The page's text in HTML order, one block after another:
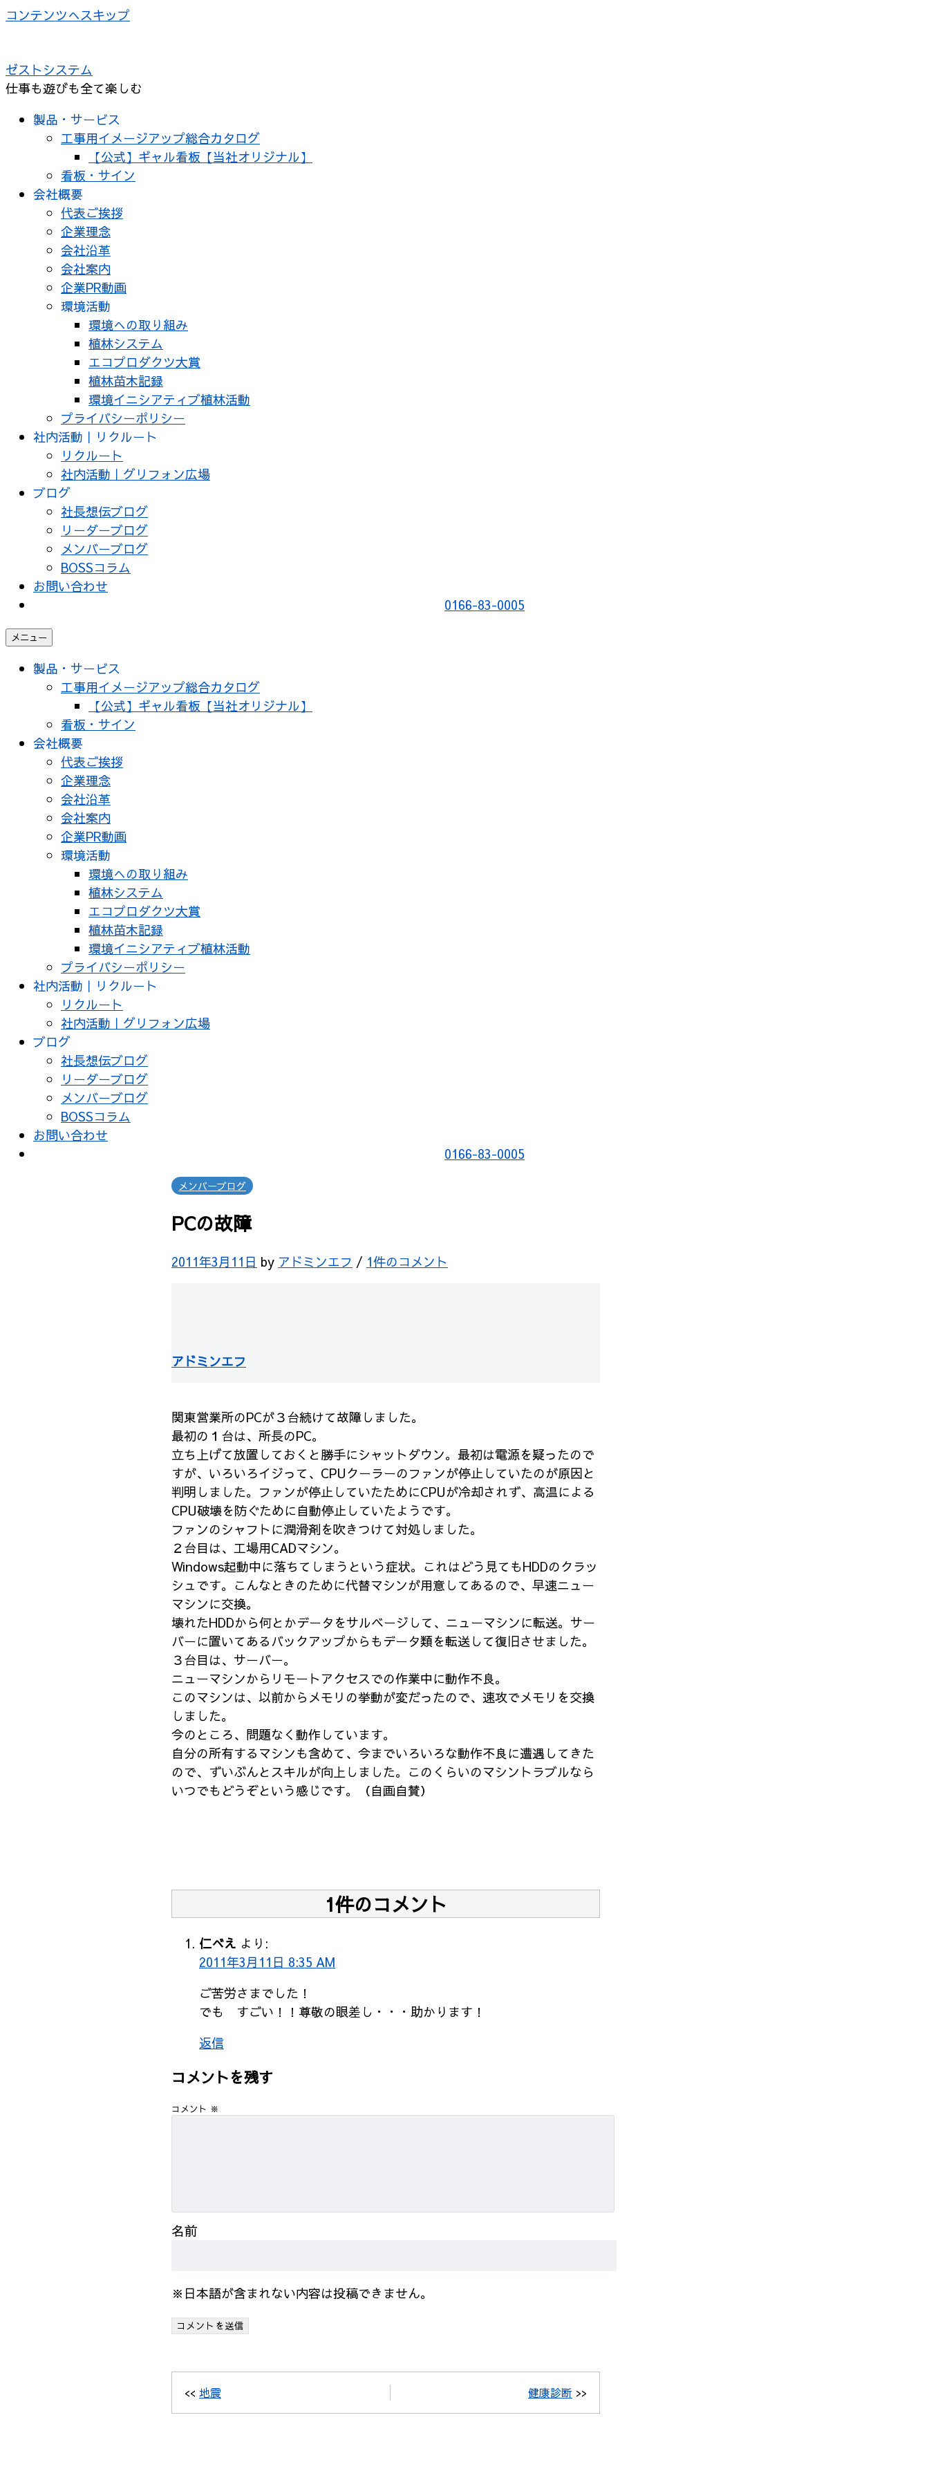
コンテンツへスキップ
ゼストシステム
仕事も遊びも全て楽しむ
製品・サービス
工事用イメージアップ総合カタログ
【公式】ギャル看板【当社オリジナル】
看板・サイン
会社概要
代表ご挨拶
企業理念
会社沿革
会社案内
企業PR動画
環境活動
環境への取り組み
植林システム
エコプロダクツ大賞
植林苗木記録
環境イニシアティブ植林活動
プライバシーポリシー
社内活動｜リクルート
リクルート
社内活動｜グリフォン広場
ブログ
社長想伝ブログ
リーダーブログ
メンバーブログ
BOSSコラム
お問い合わせ
0166-83-0005
メニュー
製品・サービス
工事用イメージアップ総合カタログ
【公式】ギャル看板【当社オリジナル】
看板・サイン
会社概要
代表ご挨拶
企業理念
会社沿革
会社案内
企業PR動画
環境活動
環境への取り組み
植林システム
エコプロダクツ大賞
植林苗木記録
環境イニシアティブ植林活動
プライバシーポリシー
社内活動｜リクルート
リクルート
社内活動｜グリフォン広場
ブログ
社長想伝ブログ
リーダーブログ
メンバーブログ
BOSSコラム
お問い合わせ
0166-83-0005
メンバーブログ
PCの故障
2011年3月11日 by アドミンエフ / 1件のコメント
アドミンエフ
関東営業所のPCが３台続けて故障しました。
最初の１台は、所長のPC。
立ち上げて放置しておくと勝手にシャットダウン。最初は電源を疑ったので
すが、いろいろイジって、CPUクーラーのファンが停止していたのが原因と
判明しました。ファンが停止していたためにCPUが冷却されず、高温による
CPU破壊を防ぐために自動停止していたようです。
ファンのシャフトに潤滑剤を吹きつけて対処しました。
２台目は、工場用CADマシン。
Windows起動中に落ちてしまうという症状。これはどう見てもHDDのクラッ
シュです。こんなときのために代替マシンが用意してあるので、早速ニュー
マシンに交換。
壊れたHDDから何とかデータをサルベージして、ニューマシンに転送。サー
バーに置いてあるバックアップからもデータ類を転送して復旧させました。
３台目は、サーバー。
ニューマシンからリモートアクセスでの作業中に動作不良。
このマシンは、以前からメモリの挙動が変だったので、速攻でメモリを交換
しました。
今のところ、問題なく動作しています。
自分の所有するマシンも含めて、今までいろいろな動作不良に遭遇してきた
ので、ずいぶんとスキルが向上しました。このくらいのマシントラブルなら
いつでもどうぞという感じです。（自画自賛）
1件のコメント
仁べえ より:
2011年3月11日 8:35 AM
ご苦労さまでした！
でも すごい！！尊敬の眼差し・・・助かります！
返信
コメントを残す
コメント ※
名前
※日本語が含まれない内容は投稿できません。
<< 地震 健康診断 >>